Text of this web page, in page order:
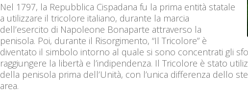
Nel 1797, la Repubblica Cispadana fu la prima entità statale
a utilizzare il tricolore italiano, durante la marcia
dell’esercito di Napoleone Bonaparte attraverso la
penisola. Poi, durante il Risorgimento, “Il Tricolore” è
diventato il simbolo intorno al quale si sono concentrati gli
raggiungere la libertà e l’indipendenza. Il Tricolore è stato
della penisola prima dell’Unità, con l’unica differenza dello
area.